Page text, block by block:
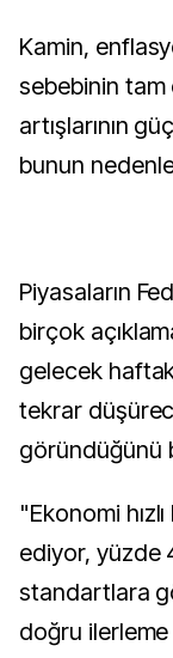
Kamin,
sebebinin
artışlarının
bunun
Piyasaların
birçok
gelecek
tekrar
göründüğünü
"Ekonomi
ediyor, yüzde
standartlara
doğru